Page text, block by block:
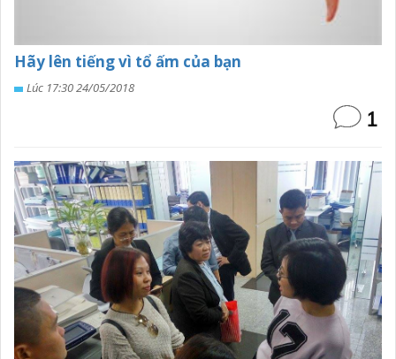
Hãy lên tiếng vì tổ ấm của bạn
Lúc 17:30 24/05/2018
1